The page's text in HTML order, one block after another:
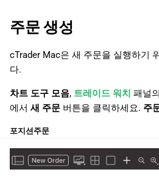
Limit 주문 생성
Stop 주문 생성
Stop-limit 주문 생성하기
예약 주문 정정
주문 생성
cTrader Mac은 새 주문을 실행하기
다.
차트 도구 모음, 트레이드 워치 패널의
에서 새 주문 버튼을 클릭하세요. 주
포지션주문